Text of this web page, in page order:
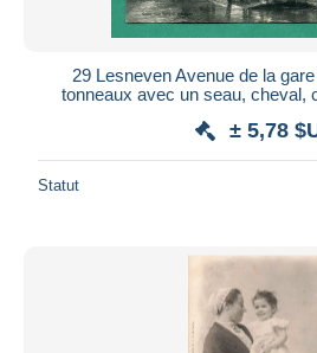
Mastercard
iDeal
29 Lesneven Avenue de la
tonneaux avec un seau, cheval,
± 5,78
Statut